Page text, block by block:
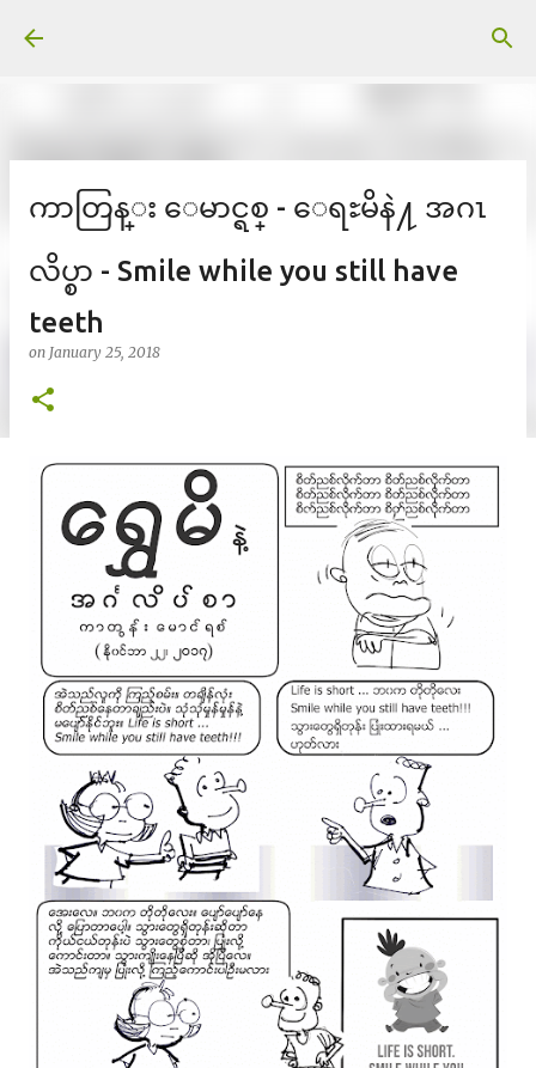
ကာတြန္း ေမာင္ရစ္ - ေရႊမိနဲ႔ အဂၤ
လိပ္စာ - Smile while you still have
teeth
on January 25, 2018